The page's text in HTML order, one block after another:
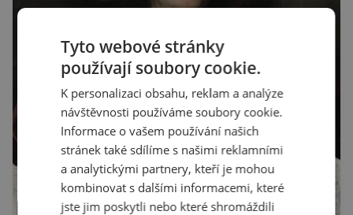
Tyto webové stránky
používají soubory cookie.
K personalizaci obsahu, reklam a analýze
návštěvnosti používáme soubory cookie.
Informace o vašem používání našich
stránek také sdílíme s našimi reklamními
a analytickými partnery, kteří je mohou
kombinovat s dalšími informacemi, které
jste jim poskytli nebo které shromáždili